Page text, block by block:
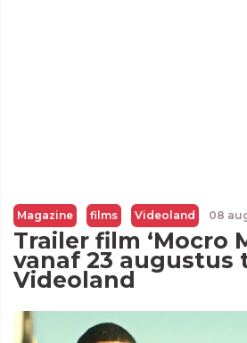
Magazine films Videoland 08
Trailer film ‘Mocro
vanaf 23 augustus
Videoland